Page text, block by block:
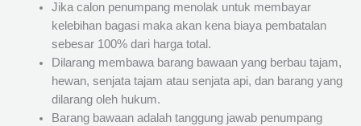
Jika calon penumpang menolak untuk membayar
kelebihan bagasi maka akan kena biaya pembatalan
sebesar 100% dari harga total.
Dilarang membawa barang bawaan yang berbau tajam,
hewan, senjata tajam atau senjata api, dan barang yang
dilarang oleh hukum.
Barang bawaan adalah tanggung jawab penumpang